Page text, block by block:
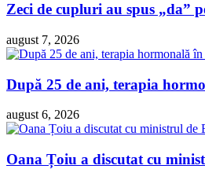
Zeci de cupluri au spus „da”
august 7, 2026
După 25 de ani, terapia
august 6, 2026
Oana Țoiu a discutat cu